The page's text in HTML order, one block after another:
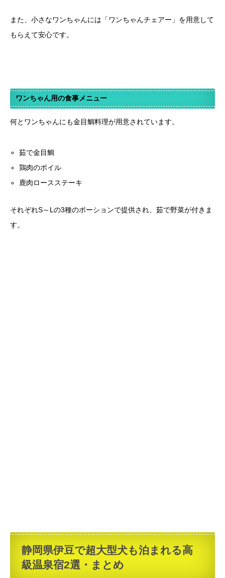
また、小さなワンちゃんには「ワンちゃんチェアー」を用意して
もらえて安心です。
ワンちゃん用の食事メニュー
何とワンちゃんにも金目鯛料理が用意されています。
茹で金目鯛
鶏肉のボイル
鹿肉ロースステーキ
それぞれS～Lの3種のポーションで提供され、茹で野菜が付きま
す。
静岡県伊豆で超大型犬も泊まれる高
級温泉宿2選・まとめ